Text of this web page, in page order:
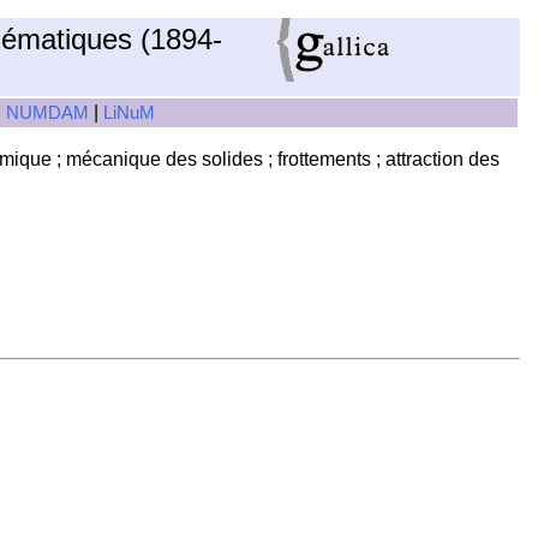
(1894-
NUMDAM LiNuM
; mécanique des solides ; frottements ; attraction des